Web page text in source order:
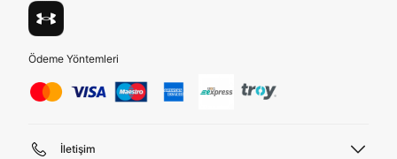
Ödeme Yöntemleri
İletişim